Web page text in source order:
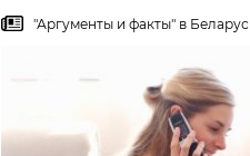
"Аргументы и факты" в